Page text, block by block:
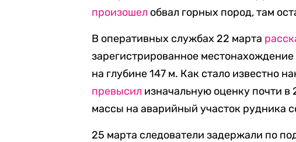
произошел обвал горных пород, там
В оперативных службах 22 марта
зарегистрированное
на глубине 147 м. Как стало известно
превысил изначальную оценку почти
массы на аварийный участок рудника
25 марта следователи задержали по